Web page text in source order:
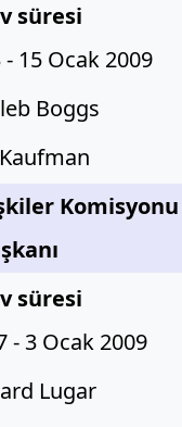
süresi
15 Ocak 2009
Boggs
Komisyonu
süresi
- 3 Ocak 2009
Lugar